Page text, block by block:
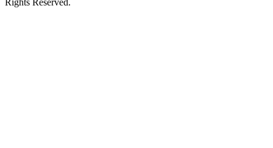
Rights Reserved.